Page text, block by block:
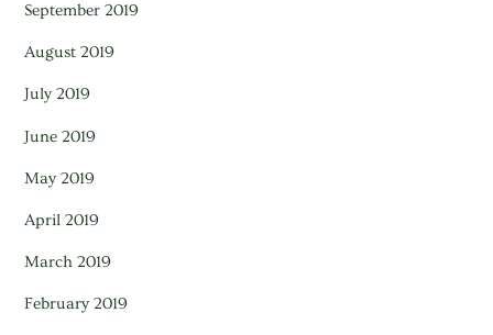
September 2019
August 2019
July 2019
June 2019
May 2019
April 2019
March 2019
February 2019